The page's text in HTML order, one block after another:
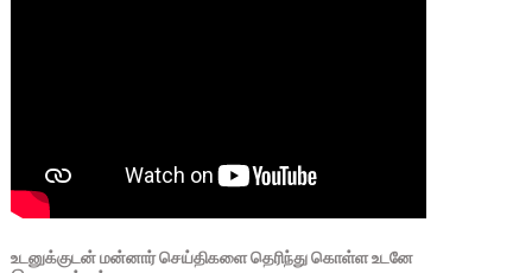
உடனுக்குடன் மன்னார் செய்திகளை தெரிந்து கொள்ள உடனே